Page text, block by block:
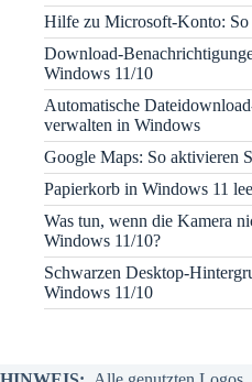
Hilfe zu Microsoft-Konto: So
Download-
Windows 11/10
Automatische
verwalten in Windows
Google Maps: So aktivieren
Papierkorb in Windows 11
Was tun, wenn die Kamera
Windows 11/10?
Schwarzen Desktop-
Windows 11/10